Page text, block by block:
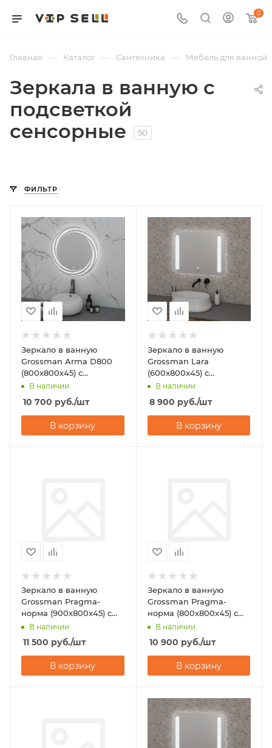
0
Главная — Каталог — Сантехника — Мебель для ванной
Зеркала в ванную с
подсветкой
сенсорные
50
ФИЛЬТР
Зеркало в ванную
Grossman Arma D800
(800х800х45) с
подсветкой
В наличии
10 700 руб./шт
В корзину
Зеркало в ванную
Grossman Lara
(600х800х45) с
подсветкой
В наличии
8 900 руб./шт
В корзину
Зеркало в ванную
Grossman Pragma-
норма (900х800х45) с
подсветкой
В наличии
11 500 руб./шт
В корзину
Зеркало в ванную
Grossman Pragma-
норма (800х800х45) с
подсветкой
В наличии
10 900 руб./шт
В корзину